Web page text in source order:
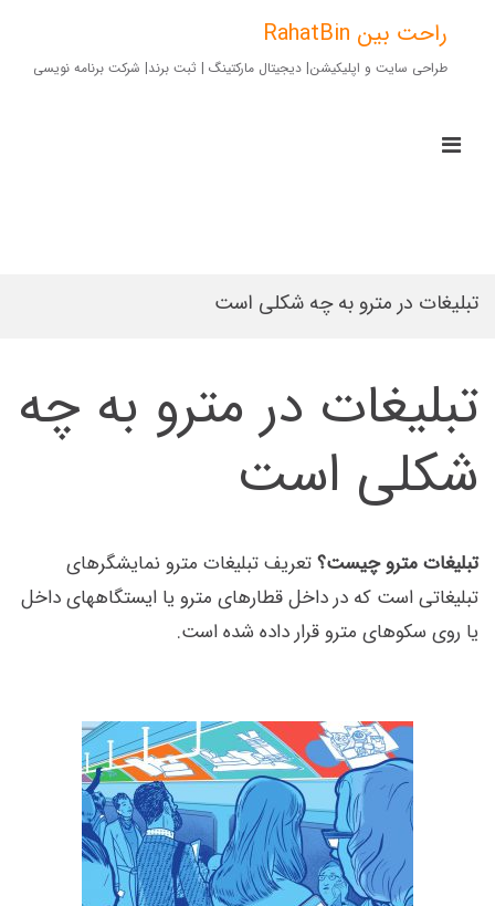
contentراحت بین RahatBin
طراحی سایت و اپلیکیشن| دیجیتال مارکتینگ | ثبت برند| شرکت برنامه نویسی
تبلیغات در مترو به چه شکلی است
تبلیغات در مترو به چه
شکلی است
تبلیغات مترو چیست؟تعریف تبلیغات مترو نمایشگرهای
تبلیغاتی است که در داخل قطارهای مترو یا ایستگاههای داخل
یا روی سکوهای مترو قرار داده شده است.